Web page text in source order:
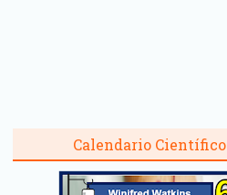
Calendario Científico